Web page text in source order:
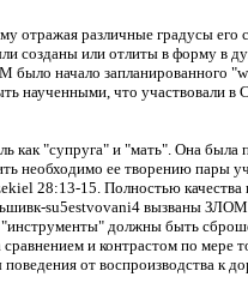
различные градусы его
созданы или отлиты в форму в
начало запланированного
наученными, что участвовали в
как "супруга" и "мать". Она была
необходимо ее творению пары
28:13-15. Полностью
su5estvovani4 вызваны
"инструменты" должны быть
и контрастом по мере
от воспроизводства к